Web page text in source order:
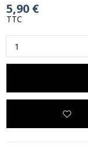
5,90 €
TTC